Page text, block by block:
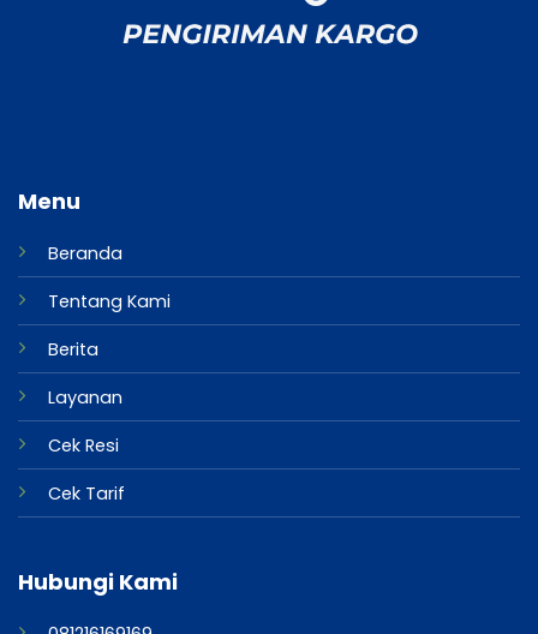
Menu
Beranda
Tentang Kami
Berita
Layanan
Cek Resi
Cek Tarif
Hubungi Kami